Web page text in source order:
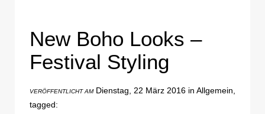
New Boho Looks –
Festival Styling
VERÖFFENTLICHT AMDienstag, 22 März 2016 in Allgemein,
tagged: